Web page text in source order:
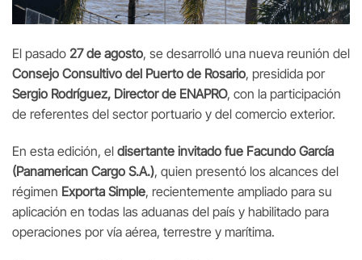
El pasado 27 de agosto, se desarrolló una nueva reunión del
Consejo Consultivo del Puerto de Rosario, presidida por
Sergio Rodríguez, Director de ENAPRO, con la participación
de referentes del sector portuario y del comercio exterior.
En esta edición, el disertante invitado fue Facundo García
(Panamerican Cargo S.A.), quien presentó los alcances del
régimen Exporta Simple, recientemente ampliado para su
aplicación en todas las aduanas del país y habilitado para
operaciones por vía aérea, terrestre y marítima.